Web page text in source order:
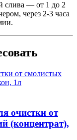
слива — от 1 до 2
через 2-3 часа
очистки от
(концентрат),